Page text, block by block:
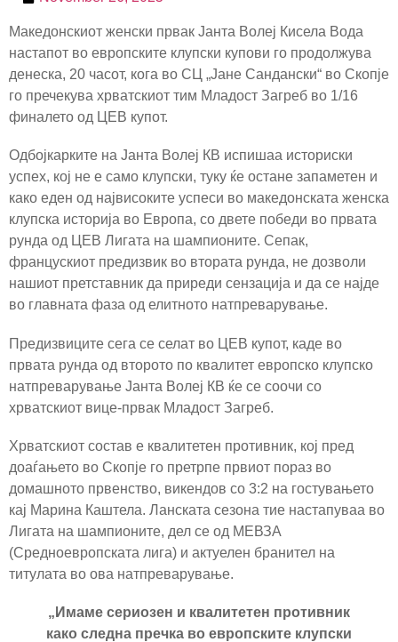
Македонскиот женски првак Јанта Волеј Кисела Вода
настапот во европските клупски купови го продолжува
денеска, 20 часот, кога во СЦ „Јане Сандански“ во Скопје
го пречекува хрватскиот тим Младост Загреб во 1/16
финалето од ЦЕВ купот.
Одбојкарките на Јанта Волеј КВ испишаа историски
успех, кој не е само клупски, туку ќе остане запаметен и
како еден од највисоките успеси во македонската женска
клупска историја во Европа, со двете победи во првата
рунда од ЦЕВ Лигата на шампионите. Сепак,
францускиот предизвик во втората рунда, не дозволи
нашиот претставник да приреди сензација и да се најде
во главната фаза од елитното натпреварување.
Предизвиците сега се селат во ЦЕВ купот, каде во
првата рунда од второто по квалитет европско клупско
натпреварување Јанта Волеј КВ ќе се соочи со
хрватскиот вице-првак Младост Загреб.
Хрватскиот состав е квалитетен противник, кој пред
доаѓањето во Скопје го претрпе првиот пораз во
домашното првенство, викендов со 3:2 на гостувањето
кај Марина Каштела. Ланската сезона тие настапуваа во
Лигата на шампионите, дел се од МЕВЗА
(Средноевропската лига) и актуелен бранител на
титулата во ова натпреварување.
„Имаме сериозен и квалитетен противник
како следна пречка во европските клупски